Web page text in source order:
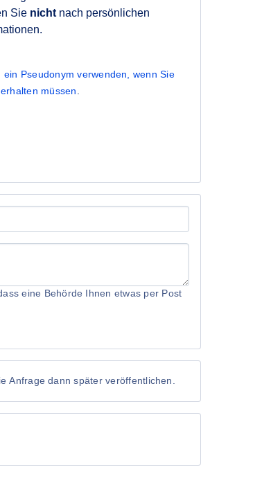
Sie nicht nach persönlichen
ein Pseudonym verwenden, wenn Sie
müssen
eine Behörde Ihnen etwas per Post
Anfrage dann später veröffentlichen.